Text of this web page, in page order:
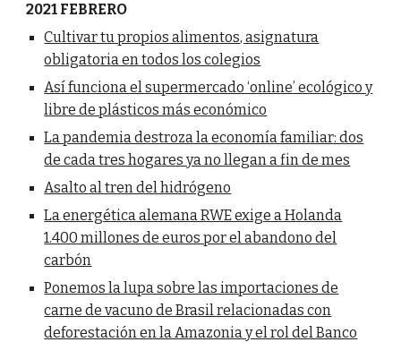
2021 FEBRERO
Cultivar tu propios alimentos, asignatura
obligatoria en todos los colegios
Así funciona el supermercado ‘online’ ecológico y
libre de plásticos más económico
La pandemia destroza la economía familiar: dos
de cada tres hogares ya no llegan a fin de mes
Asalto al tren del hidrógeno
La energética alemana RWE exige a Holanda
1.400 millones de euros por el abandono del
carbón
Ponemos la lupa sobre las importaciones de
carne de vacuno de Brasil relacionadas con
deforestación en la Amazonia y el rol del Banco